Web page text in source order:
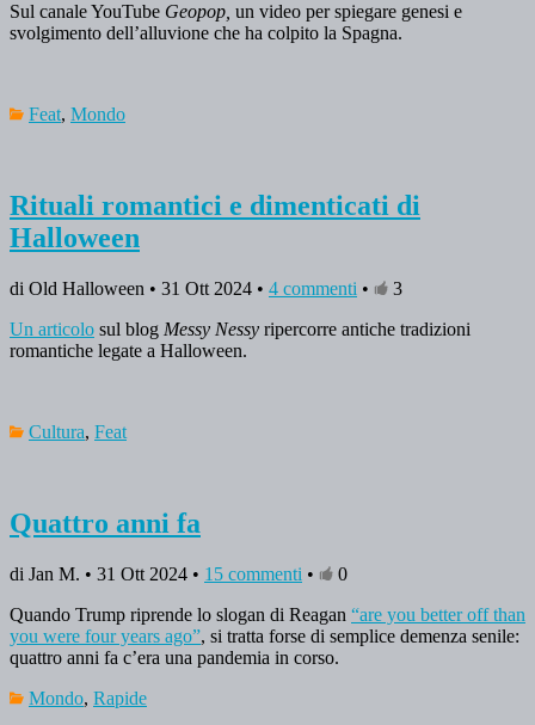
Sul canale YouTube Geopop, un video per spiegare genesi e
svolgimento dell’alluvione che ha colpito la Spagna.
Feat, Mondo
Rituali romantici e dimenticati di
Halloween
di Old Halloween • 31 Ott 2024 • 4 commenti •
3
Un articolo sul blog Messy Nessy ripercorre antiche tradizioni
romantiche legate a Halloween.
Cultura, Feat
Quattro anni fa
di Jan M. • 31 Ott 2024 • 15 commenti •
0
Quando Trump riprende lo slogan di Reagan “are you better off than
you were four years ago”, si tratta forse di semplice demenza senile:
quattro anni fa c’era una pandemia in corso.
Mondo, Rapide